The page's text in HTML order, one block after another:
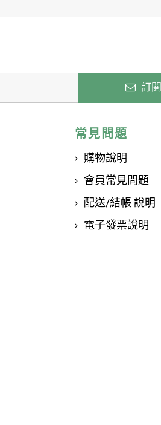
訂閱
常見問題
購物說明
會員常見問題
配送/結帳 說明
電子發票說明